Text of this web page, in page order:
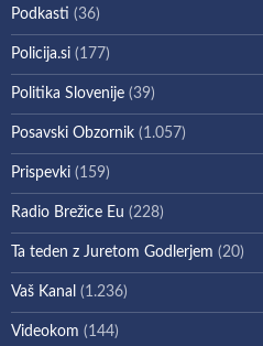
Podkasti (36)
Policija.si (177)
Politika Slovenije (39)
Posavski Obzornik (1.057)
Prispevki (159)
Radio Brežice Eu (228)
Ta teden z Juretom Godlerjem (20)
Vaš Kanal (1.236)
Videokom (144)